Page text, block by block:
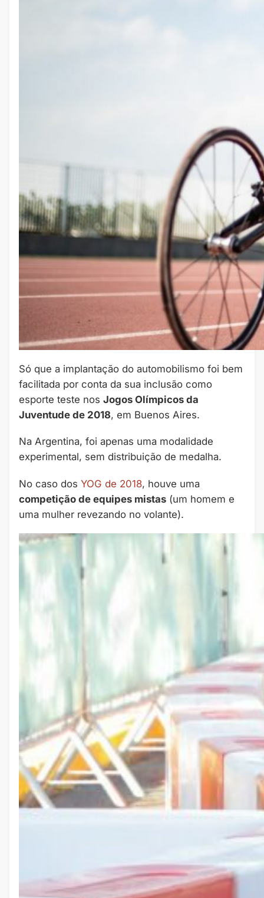
Só que a implantação do automobilismo foi bem
facilitada por conta da sua inclusão como
esporte teste nos Jogos Olímpicos da
Juventude de 2018, em Buenos Aires.
Na Argentina, foi apenas uma modalidade
experimental, sem distribuição de medalha.
No caso dos YOG de 2018, houve uma
competição de equipes mistas (um homem e
uma mulher revezando no volante).